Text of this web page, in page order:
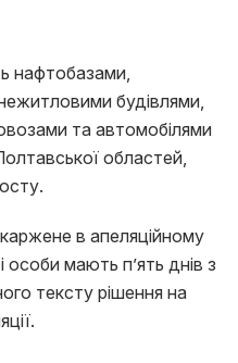
нафтобазами,
будівлями,
та автомобілями
областей,
в апеляційному
особи мають п’ять днів з
тексту рішення на